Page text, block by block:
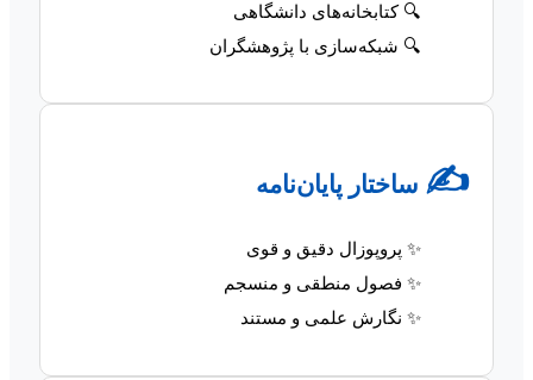
🔍 کتابخانه‌های دانشگاهی
🔍 شبکه‌سازی با پژوهشگران
✍️ ساختار پایان‌نامه
✨ پروپوزال دقیق و قوی
✨ فصول منطقی و منسجم
✨ نگارش علمی و مستند